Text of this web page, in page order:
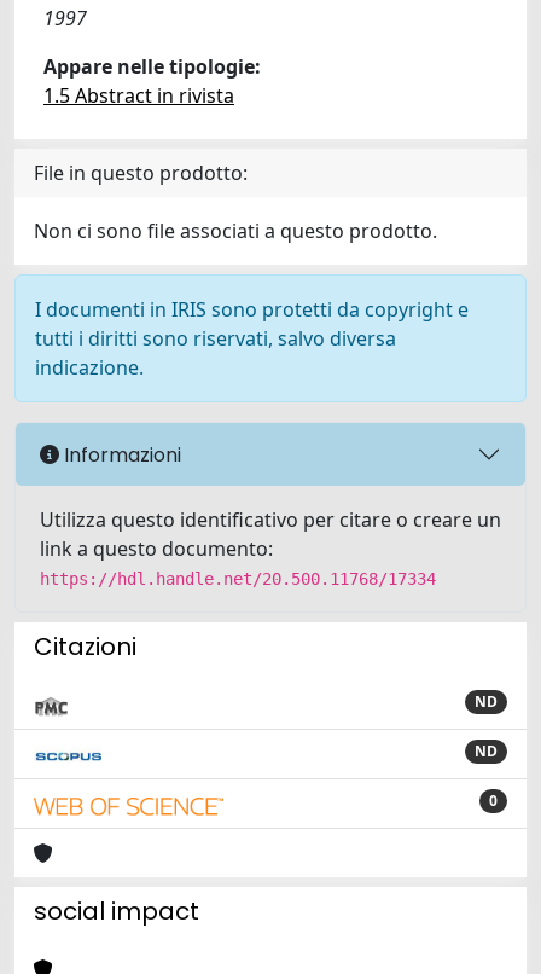
1997
Appare nelle tipologie:
1.5 Abstract in rivista
File in questo prodotto:
Non ci sono file associati a questo prodotto.
I documenti in IRIS sono protetti da copyright e
tutti i diritti sono riservati, salvo diversa
indicazione.
Informazioni
Utilizza questo identificativo per citare o creare un
link a questo documento:
https://hdl.handle.net/20.500.11768/17334
Citazioni
ND
ND
0
social impact